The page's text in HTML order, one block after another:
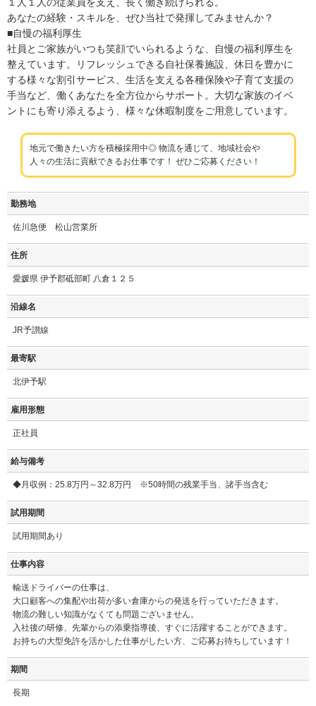
あなたの経験・スキルを、ぜひ当社で発揮してみませんか？
■自慢の福利厚生
社員とご家族がいつも笑顔でいられるような、自慢の福利厚生を
整えています。リフレッシュできる自社保養施設、休日を豊かに
する様々な割引サービス、生活を支える各種保険や子育て支援の
手当など、働くあなたを全方位からサポート。大切な家族のイベ
ントにも寄り添えるよう、様々な休暇制度をご用意しています。
地元で働きたい方を積極採用中◎ 物流を通じて、地域社会や
人々の生活に貢献できるお仕事です！ ぜひご応募ください！
勤務地
佐川急便 松山営業所
住所
愛媛県 伊予郡砥部町 八倉１２５
沿線名
JR予讃線
最寄駅
北伊予駅
雇用形態
正社員
給与備考
◆月収例：25.8万円～32.8万円 ※50時間の残業手当、諸手当含む
試用期間
試用期間あり
仕事内容
輸送ドライバーの仕事は、
大口顧客への集配や出荷が多い倉庫からの発送を行っていただきます。
物流の難しい知識がなくても問題ございません。
入社後の研修、先輩からの添乗指導後、すぐに活躍することができます。
お持ちの大型免許を活かした仕事がしたい方、ご応募お待ちしています！
期間
長期